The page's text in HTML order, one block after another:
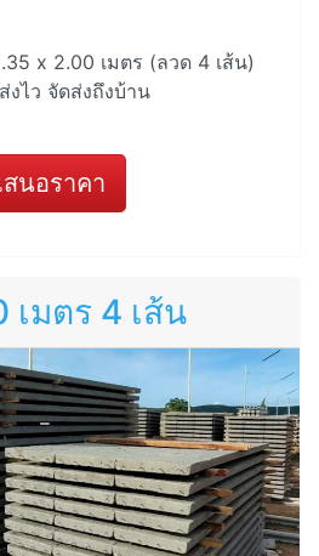
x 2.00 เมตร (ลวด 4 เส้น)
งไว จัดส่งถึงบ้าน
นอราคา
มตร 4 เส้น